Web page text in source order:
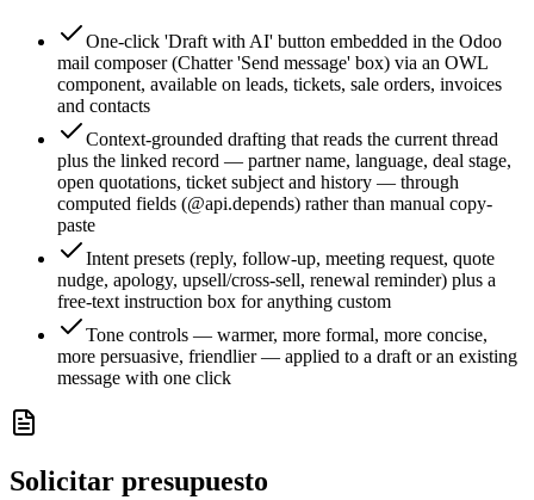
One-click 'Draft with AI' button embedded in the Odoo
mail composer (Chatter 'Send message' box) via an OWL
component, available on leads, tickets, sale orders, invoices
and contacts
Context-grounded drafting that reads the current thread
plus the linked record — partner name, language, deal stage,
open quotations, ticket subject and history — through
computed fields (@api.depends) rather than manual copy-
paste
Intent presets (reply, follow-up, meeting request, quote
nudge, apology, upsell/cross-sell, renewal reminder) plus a
free-text instruction box for anything custom
Tone controls — warmer, more formal, more concise,
more persuasive, friendlier — applied to a draft or an existing
message with one click
Solicitar presupuesto